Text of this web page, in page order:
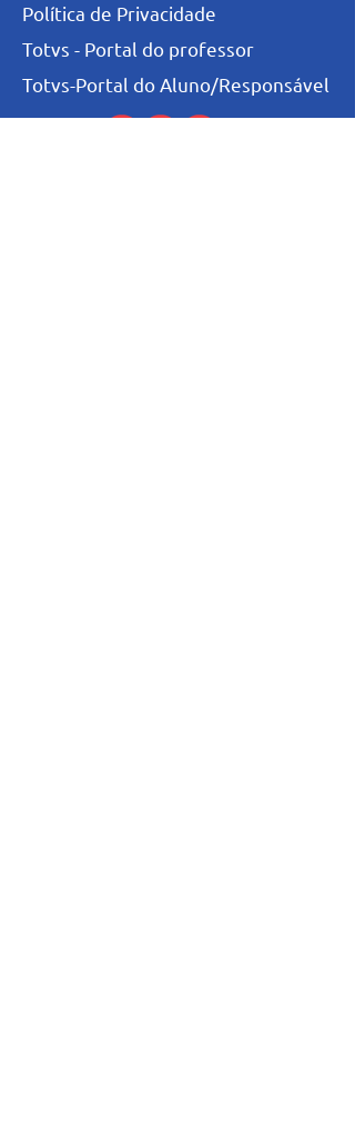
Política de Privacidade
Totvs - Portal do professor
Totvs-Portal do Aluno/Responsável